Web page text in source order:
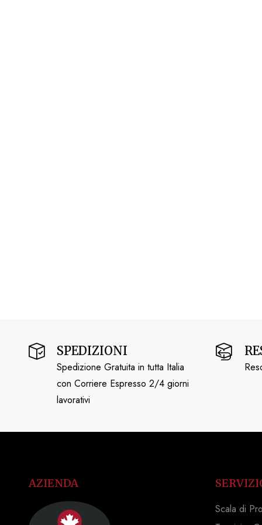
SPEDIZIONI
Spedizione Gratuita in tutta Italia
con Corriere Espresso 2/4 giorni
lavorativi
AZIENDA
Scala di